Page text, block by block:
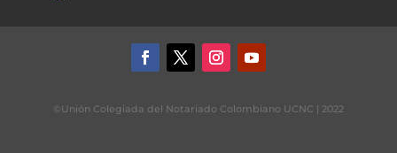
©Unión Colegiada del Notariado Colombiano UCNC | 2022